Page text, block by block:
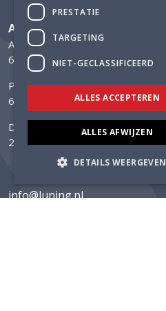
Adviesbureau Lüning
Arnhemsestraatweg 358
6881 NK Velp
Postbus 304
6800 AH Arnhem
Delftechpark 12
2628 XH Delft
info@luning.nl
PRESTATIE
TARGETING
NIET-GECLASSIFICEERD
ALLES ACCEPTEREN
ALLES AFWIJZEN
DETAILS WEERGEVEN